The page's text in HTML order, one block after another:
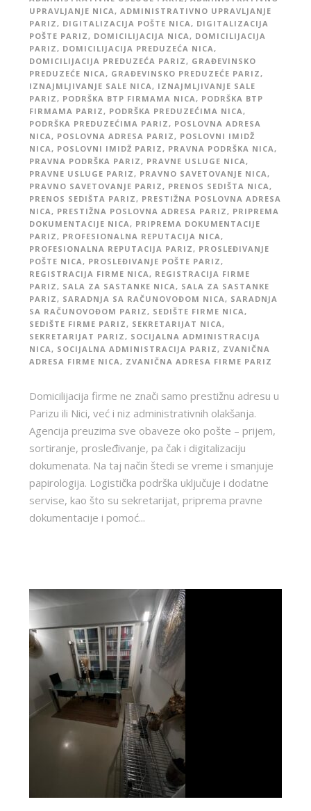
UPRAVLJANJE NICA , ADMINISTRATIVNO UPRAVLJANJE
PARIZ , DIGITALIZACIJA POŠTE NICA , DIGITALIZACIJA
POŠTE PARIZ , DOMICILIJACIJA NICA , DOMICILIJACIJA
PARIZ , DOMICILIJACIJA PREDUZEĆA NICA ,
DOMICILIJACIJA PREDUZEĆA PARIZ , GRAĐEVINSKO
PREDUZEĆE NICA , GRAĐEVINSKO PREDUZEĆE PARIZ ,
IZNAJMLJIVANJE SALE NICA , IZNAJMLJIVANJE SALE
PARIZ , PODRŠKA BTP FIRMAMA NICA , PODRŠKA BTP
FIRMAMA PARIZ , PODRŠKA PREDUZEĆIMA NICA ,
PODRŠKA PREDUZEĆIMA PARIZ , POSLOVNA ADRESA
NICA , POSLOVNA ADRESA PARIZ , POSLOVNI IMIDŽ
NICA , POSLOVNI IMIDŽ PARIZ , PRAVNA PODRŠKA NICA ,
PRAVNA PODRŠKA PARIZ , PRAVNE USLUGE NICA ,
PRAVNE USLUGE PARIZ , PRAVNO SAVETOVANJE NICA ,
PRAVNO SAVETOVANJE PARIZ , PRENOS SEDIŠTA NICA ,
PRENOS SEDIŠTA PARIZ , PRESTIŽNA POSLOVNA ADRESA
NICA , PRESTIŽNA POSLOVNA ADRESA PARIZ , PRIPREMA
DOKUMENTACIJE NICA , PRIPREMA DOKUMENTACIJE
PARIZ , PROFESIONALNA REPUTACIJA NICA ,
PROFESIONALNA REPUTACIJA PARIZ , PROSLEĐIVANJE
POŠTE NICA , PROSLEĐIVANJE POŠTE PARIZ ,
REGISTRACIJA FIRME NICA , REGISTRACIJA FIRME
PARIZ , SALA ZA SASTANKE NICA , SALA ZA SASTANKE
PARIZ , SARADNJA SA RAČUNOVOĐOM NICA , SARADNJA
SA RAČUNOVOĐOM PARIZ , SEDIŠTE FIRME NICA ,
SEDIŠTE FIRME PARIZ , SEKRETARIJAT NICA ,
SEKRETARIJAT PARIZ , SOCIJALNA ADMINISTRACIJA
NICA , SOCIJALNA ADMINISTRACIJA PARIZ , ZVANIČNA
ADRESA FIRME NICA , ZVANIČNA ADRESA FIRME PARIZ
Domicilijacija firme ne znači samo prestižnu adresu u
Parizu ili Nici, već i niz administrativnih olakšanja.
Agencija preuzima sve obaveze oko pošte – prijem,
sortiranje, prosleđivanje, pa čak i digitalizaciju
dokumenata. Na taj način štedi se vreme i smanjuje
papirologija. Logistička podrška uključuje i dodatne
servise, kao što su sekretarijat, priprema pravne
dokumentacije i pomoć...